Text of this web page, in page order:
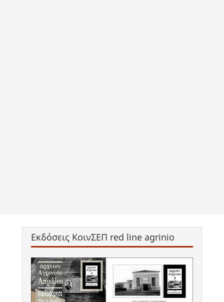
Εκδόσεις ΚοινΣΕΠ red line agrinio